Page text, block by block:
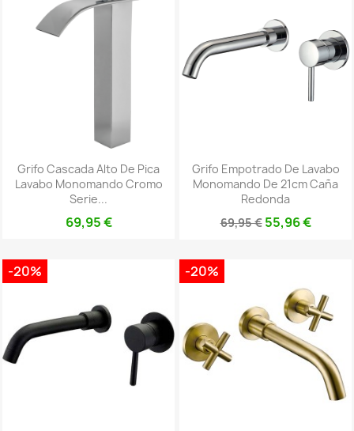
Grifo Cascada Alto De Pica
Lavabo Monomando Cromo
Serie...
69,95 €
Grifo Empotrado De Lavabo
Monomando De 21cm Caña
Redonda
69,95 € 55,96 €
-20% -20%